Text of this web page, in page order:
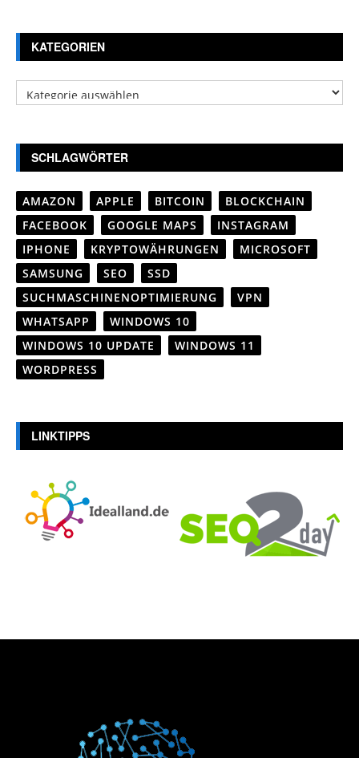
KATEGORIEN
Kategorien
SCHLAGWÖRTER
AMAZON APPLE BITCOIN
BLOCKCHAIN
FACEBOOK
GOOGLE MAPS
INSTAGRAM
IPHONE
KRYPTOWÄHRUNGEN
MICROSOFT
SAMSUNG
SEO
SSD
SUCHMASCHINENOPTIMIERUNG
VPN
WHATSAPP
WINDOWS 10
WINDOWS 10 UPDATE
WINDOWS 11
WORDPRESS
LINKTIPPS